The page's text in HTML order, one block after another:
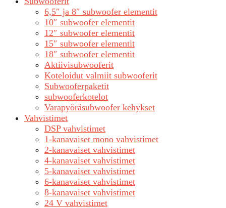
6,5″ ja 8″ subwoofer elementit
10″ subwoofer elementit
12″ subwoofer elementit
15″ subwoofer elementit
18″ subwoofer elementit
Aktiivisubwooferit
Koteloidut valmiit subwooferit
Subwooferpaketit
subwooferkotelot
Varapyöräsubwoofer kehykset
Vahvistimet
DSP vahvistimet
1-kanavaiset mono vahvistimet
2-kanavaiset vahvistimet
4-kanavaiset vahvistimet
5-kanavaiset vahvistimet
6-kanavaiset vahvistimet
8-kanavaiset vahvistimet
24 V vahvistimet